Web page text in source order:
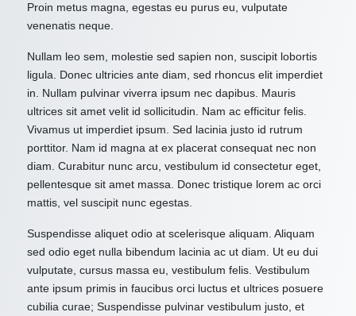
Proin metus magna, egestas eu purus eu, vulputate
venenatis neque.
Nullam leo sem, molestie sed sapien non, suscipit lobortis
ligula. Donec ultricies ante diam, sed rhoncus elit imperdiet
in. Nullam pulvinar viverra ipsum nec dapibus. Mauris
ultrices sit amet velit id sollicitudin. Nam ac efficitur felis.
Vivamus ut imperdiet ipsum. Sed lacinia justo id rutrum
porttitor. Nam id magna at ex placerat consequat nec non
diam. Curabitur nunc arcu, vestibulum id consectetur eget,
pellentesque sit amet massa. Donec tristique lorem ac orci
mattis, vel suscipit nunc egestas.
Suspendisse aliquet odio at scelerisque aliquam. Aliquam
sed odio eget nulla bibendum lacinia ac ut diam. Ut eu dui
vulputate, cursus massa eu, vestibulum felis. Vestibulum
ante ipsum primis in faucibus orci luctus et ultrices posuere
cubilia curae; Suspendisse pulvinar vestibulum justo, et